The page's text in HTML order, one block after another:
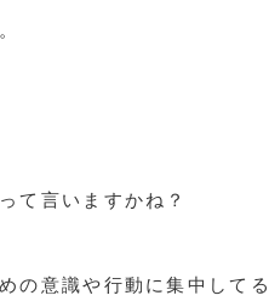
て言いますかね？
の意識や行動に集中してる